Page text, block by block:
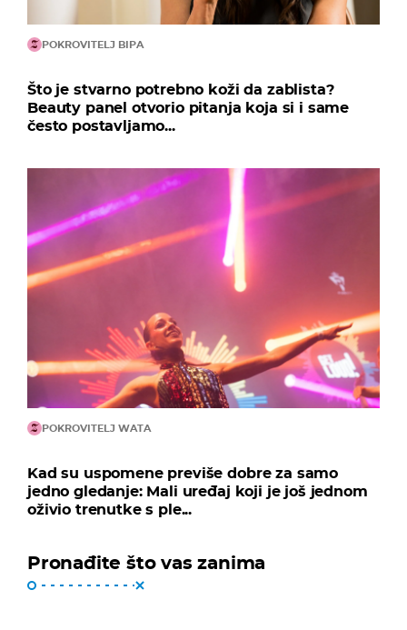
POKROVITELJ BIPA
Što je stvarno potrebno koži da zablista?
Beauty panel otvorio pitanja koja si i same
često postavljamo...
POKROVITELJ WATA
Kad su uspomene previše dobre za samo
jedno gledanje: Mali uređaj koji je još jednom
oživio trenutke s ple...
Pronađite što vas zanima